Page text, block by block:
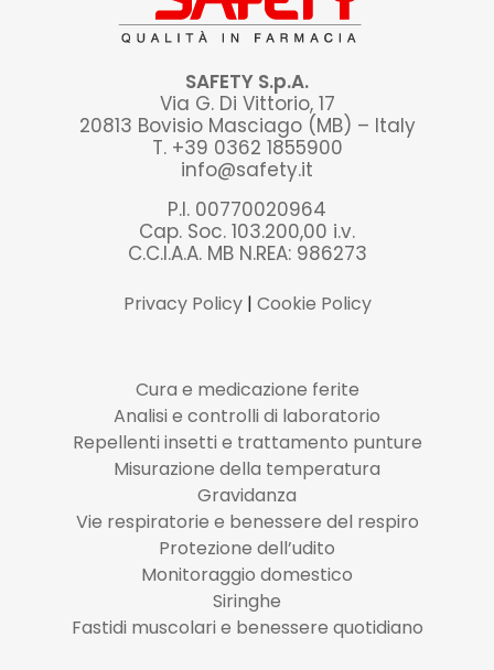
SAFETY S.p.A.
Via G. Di Vittorio, 17
20813 Bovisio Masciago (MB) – Italy
T. +39 0362 1855900
info@safety.it
P.I. 00770020964
Cap. Soc. 103.200,00 i.v.
C.C.I.A.A. MB N.REA: 986273
Privacy Policy| Cookie Policy
Cura e medicazione ferite
Analisi e controlli di laboratorio
Repellenti insetti e trattamento punture
Misurazione della temperatura
Gravidanza
Vie respiratorie e benessere del respiro
Protezione dell’udito
Monitoraggio domestico
Siringhe
Fastidi muscolari e benessere quotidiano